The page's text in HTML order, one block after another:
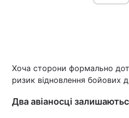
Хоча сторони формально
ризик відновлення бойових
Два авіаносці